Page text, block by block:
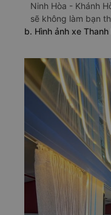
Ninh Hòa - Khánh
sẽ không làm bạn
b. Hình ảnh xe Thanh